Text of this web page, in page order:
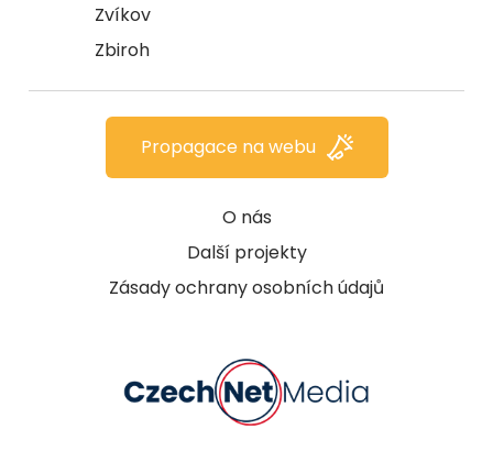
Zvíkov
Zbiroh
O nás
Další projekty
Zásady ochrany osobních údajů
Propagace na webu